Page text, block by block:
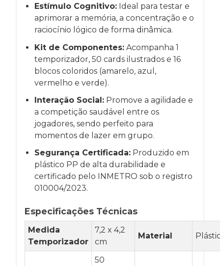
Estímulo Cognitivo: Ideal para testar e
aprimorar a memória, a concentração e o
raciocínio lógico de forma dinâmica.
Kit de Componentes: Acompanha 1
temporizador, 50 cards ilustrados e 16
blocos coloridos (amarelo, azul,
vermelho e verde).
Interação Social: Promove a agilidade e
a competição saudável entre os
jogadores, sendo perfeito para
momentos de lazer em grupo.
Segurança Certificada: Produzido em
plástico PP de alta durabilidade e
certificado pelo INMETRO sob o registro
010004/2023.
Especificações Técnicas
Medida
Temporizador
7,2 x 4,2
cm
Material
50